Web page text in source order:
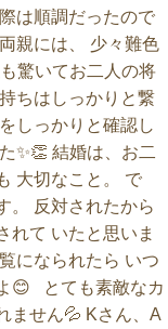
は順調だったので
親には、 少々難色
驚いてお二人の将
ちはしっかりと繋
しっかりと確認し
✨👏 結婚は、お二
大切なこと。 で
。 反対されたから
れて いたと思いま
になられたら いつ
😊 とても素敵なカ
ません💦 Kさん、A